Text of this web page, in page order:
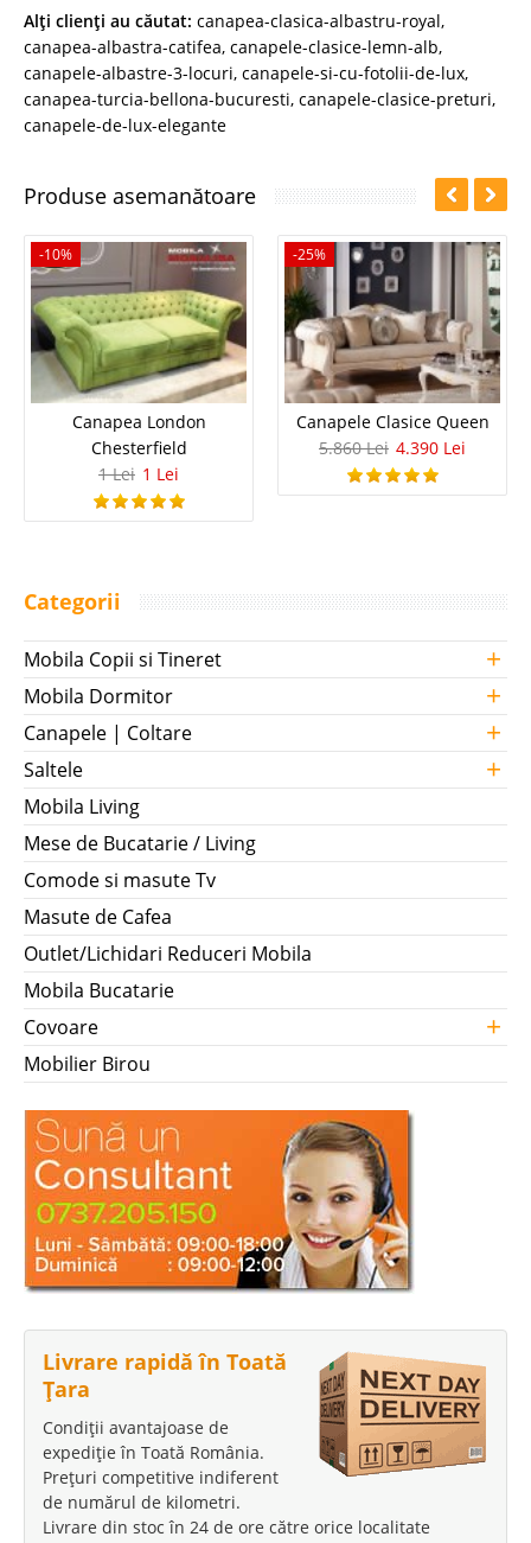
Alţi clienţi au căutat: canapea-clasica-albastru-royal,
canapea-albastra-catifea, canapele-clasice-lemn-alb,
canapele-albastre-3-locuri, canapele-si-cu-fotolii-de-lux,
canapea-turcia-bellona-bucuresti, canapele-clasice-preturi,
canapele-de-lux-elegante
Produse asemanătoare
-10%
Canapea London
Chesterfield
1 Lei 1 Lei
-25%
Canapele Clasice Queen
5.860 Lei 4.390 Lei
Categorii
Mobila Copii si Tineret +
Mobila Dormitor +
Canapele | Coltare +
Saltele +
Mobila Living
Mese de Bucatarie / Living
Comode si masute Tv
Masute de Cafea
Outlet/Lichidari Reduceri Mobila
Mobila Bucatarie
Covoare
+
Mobilier Birou
Livrare rapidă în Toată
Țara
Condiții avantajoase de
expediție în Toată România.
Prețuri competitive indiferent
de numărul de kilometri.
Livrare din stoc în 24 de ore către orice localitate